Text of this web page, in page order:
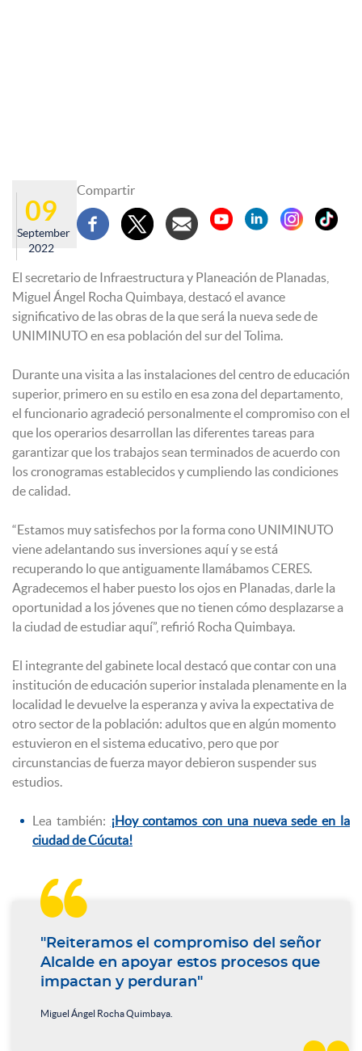
09
September
2022
Compartir
El secretario de Infraestructura y Planeación de Planadas,
Miguel Ángel Rocha Quimbaya, destacó el avance
significativo de las obras de la que será la nueva sede de
UNIMINUTO en esa población del sur del Tolima.
Durante una visita a las instalaciones del centro de educación
superior, primero en su estilo en esa zona del departamento,
el funcionario agradeció personalmente el compromiso con el
que los operarios desarrollan las diferentes tareas para
garantizar que los trabajos sean terminados de acuerdo con
los cronogramas establecidos y cumpliendo las condiciones
de calidad.
“Estamos muy satisfechos por la forma cono UNIMINUTO
viene adelantando sus inversiones aquí y se está
recuperando lo que antiguamente llamábamos CERES.
Agradecemos el haber puesto los ojos en Planadas, darle la
oportunidad a los jóvenes que no tienen cómo desplazarse a
la ciudad de estudiar aquí”, refirió Rocha Quimbaya.
El integrante del gabinete local destacó que contar con una
institución de educación superior instalada plenamente en la
localidad le devuelve la esperanza y aviva la expectativa de
otro sector de la población: adultos que en algún momento
estuvieron en el sistema educativo, pero que por
circunstancias de fuerza mayor debieron suspender sus
estudios.
Lea también: ¡Hoy contamos con una nueva sede en la
ciudad de Cúcuta!

"Reiteramos el compromiso del señor
Alcalde en apoyar estos procesos que
impactan y perduran"
Miguel Ángel Rocha Quimbaya.